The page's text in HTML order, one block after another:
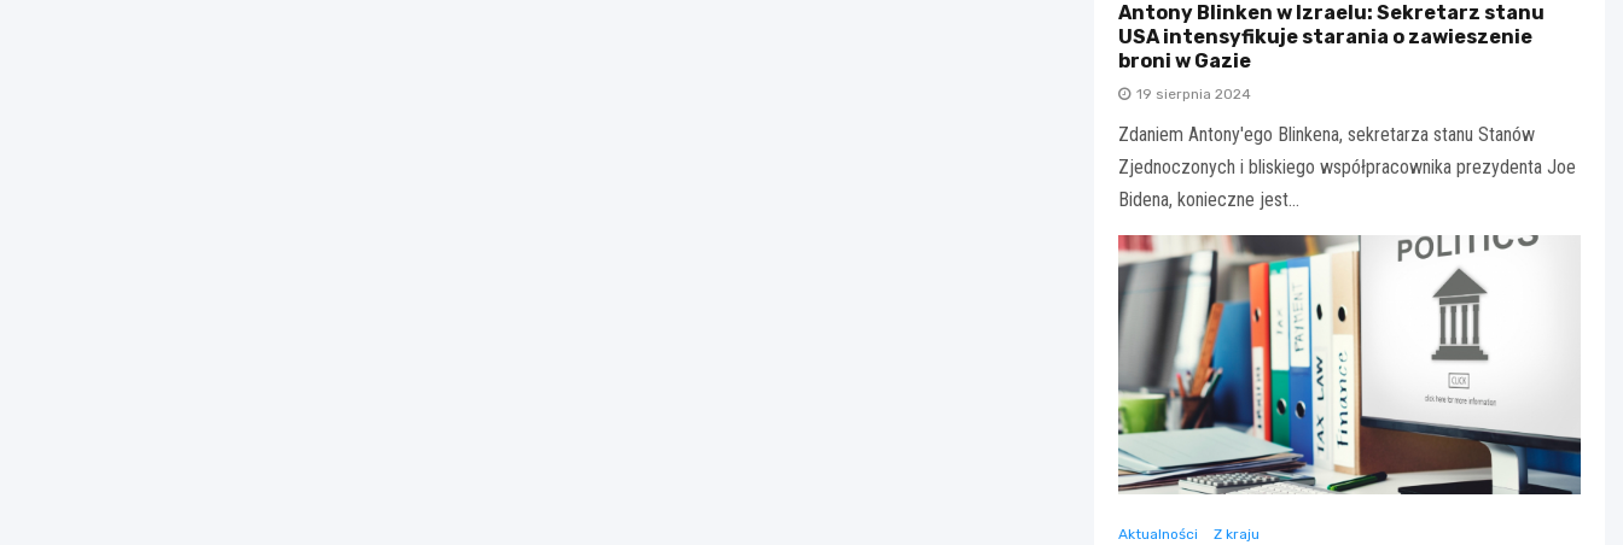
Antony Blinken w Izraelu: Sekretarz stanu
USA intensyfikuje starania o zawieszenie
broni w Gazie
19 sierpnia 2024
Zdaniem Antony'ego Blinkena, sekretarza stanu Stanów
Zjednoczonych i bliskiego współpracownika prezydenta Joe
Bidena, konieczne jest…
Aktualności Z kraju